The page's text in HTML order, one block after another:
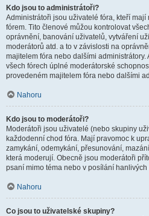
Kdo jsou to administrátoři?
Administrátoři jsou uživatelé fóra, kteří
fórem. Tito členové můžou kontrolovat
oprávnění, banování uživatelů, vytváření
moderátorů atd. a to v závislosti na
majitelem fóra nebo dalšími administrátory.
všech fórech úplné moderátorské
provedeném majitelem fóra nebo dalšími
Nahoru
Kdo jsou to moderátoři?
Moderátoři jsou uživatelé (nebo skupiny
každodenní chod fóra. Mají pravomoc k
zamykání, odemykání, přesunování,
která moderují. Obecně jsou moderátoři
psaní mimo téma nebo v posílání
Nahoru
Co jsou to uživatelské skupiny?